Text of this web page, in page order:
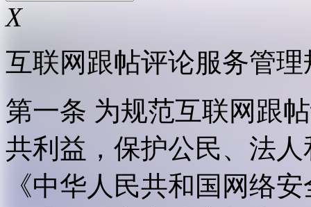
X
互联网跟帖评论服务管理
第一条 为规范互联网跟
共利益，保护公民、法
《中华人民共和国网络